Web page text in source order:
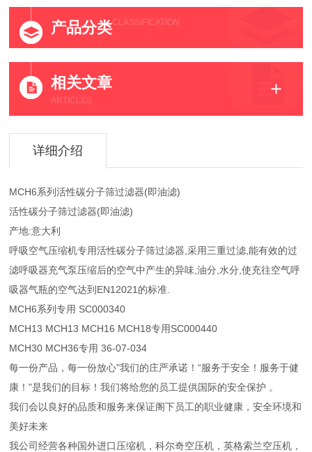
产品分类CLASSIFICATION
相关文章
ARTICLES
详细介绍
MCH6系列活性碳分子筛过滤器(即油滤)
活性碳分子筛过滤器(即油滤)
产地:意大利
呼吸空气压缩机专用活性碳分子筛过滤器,采用三重过滤,能有效的过
滤呼吸器充气泵压缩后的空气中产生的异味,油分,水分,使充往空气呼
吸器气瓶的空气达到EN12021的标准.
MCH6系列专用 SC000340
MCH13 MCH13 MCH16 MCH18专用SC000440
MCH30 MCH36专用 36-07-034
每一份产品，每一份放心"我们的庄严承诺！“服务于安全！服务于健
康！"是我们的目标！我们将给您的员工提供国际的安全保护 。
我们会以良好的品质和服务来保证阁下员工的职业健康，安全环境和
美好未来
我公司经营各种国外进口压缩机，科尔奇空压机，英格索兰空压机，